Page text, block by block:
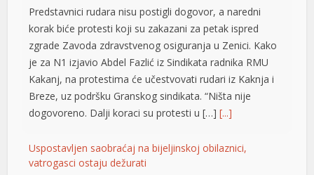
Predstavnici rudara nisu postigli dogovor, a naredni
korak biće protesti koji su zakazani za petak ispred
zgrade Zavoda zdravstvenog osiguranja u Zenici. Kako
je za N1 izjavio Abdel Fazlić iz Sindikata radnika RMU
Kakanj, na protestima će učestvovati rudari iz Kaknja i
Breze, uz podršku Granskog sindikata. “Ništa nije
dogovoreno. Dalji koraci su protesti u […][...]
Uspostavljen saobraćaj na bijeljinskoj obilaznici,
vatrogasci ostaju dežurati